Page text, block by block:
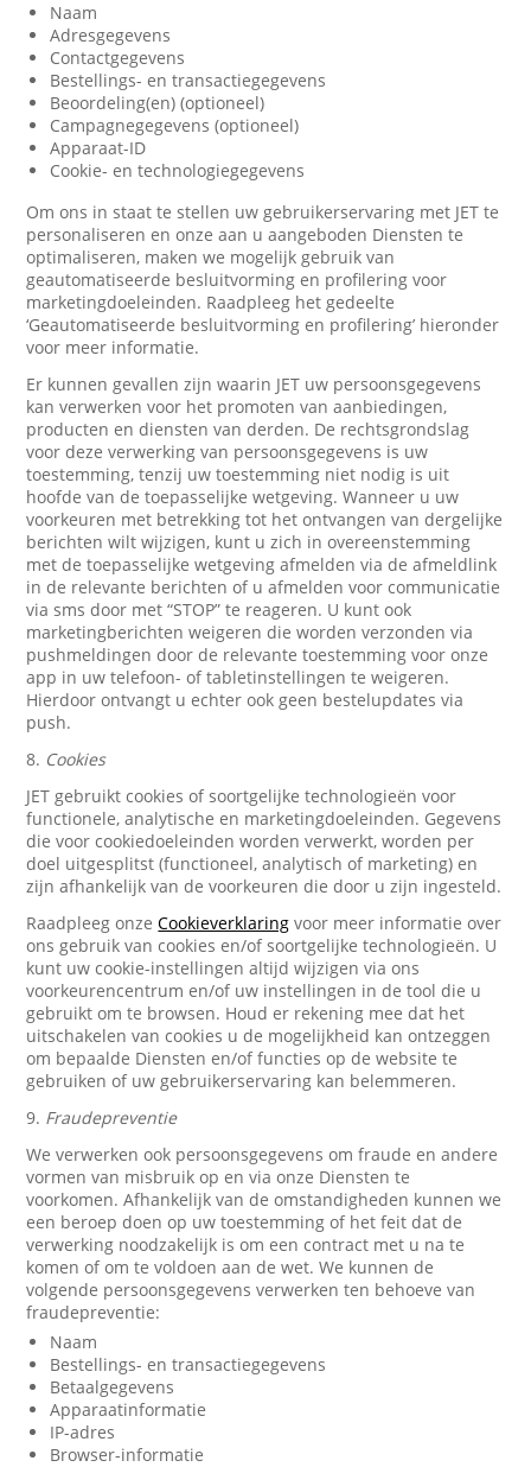
Naam
Adresgegevens
Contactgegevens
Bestellings- en transactiegegevens
Beoordeling(en) (optioneel)
Campagnegegevens (optioneel)
Apparaat-ID
Cookie- en technologiegegevens
Om ons in staat te stellen uw gebruikerservaring met JET te
personaliseren en onze aan u aangeboden Diensten te
optimaliseren, maken we mogelijk gebruik van
geautomatiseerde besluitvorming en profilering voor
marketingdoeleinden. Raadpleeg het gedeelte
‘Geautomatiseerde besluitvorming en profilering’ hieronder
voor meer informatie.
Er kunnen gevallen zijn waarin JET uw persoonsgegevens
kan verwerken voor het promoten van aanbiedingen,
producten en diensten van derden. De rechtsgrondslag
voor deze verwerking van persoonsgegevens is uw
toestemming, tenzij uw toestemming niet nodig is uit
hoofde van de toepasselijke wetgeving. Wanneer u uw
voorkeuren met betrekking tot het ontvangen van dergelijke
berichten wilt wijzigen, kunt u zich in overeenstemming
met de toepasselijke wetgeving afmelden via de afmeldlink
in de relevante berichten of u afmelden voor communicatie
via sms door met “STOP” te reageren. U kunt ook
marketingberichten weigeren die worden verzonden via
pushmeldingen door de relevante toestemming voor onze
app in uw telefoon- of tabletinstellingen te weigeren.
Hierdoor ontvangt u echter ook geen bestelupdates via
push.
8. Cookies
JET gebruikt cookies of soortgelijke technologieën voor
functionele, analytische en marketingdoeleinden. Gegevens
die voor cookiedoeleinden worden verwerkt, worden per
doel uitgesplitst (functioneel, analytisch of marketing) en
zijn afhankelijk van de voorkeuren die door u zijn ingesteld.
Raadpleeg onzeCookieverklaring voor meer informatie over
ons gebruik van cookies en/of soortgelijke technologieën. U
kunt uw cookie-instellingen altijd wijzigen via ons
voorkeurencentrum en/of uw instellingen in de tool die u
gebruikt om te browsen. Houd er rekening mee dat het
uitschakelen van cookies u de mogelijkheid kan ontzeggen
om bepaalde Diensten en/of functies op de website te
gebruiken of uw gebruikerservaring kan belemmeren.
9. Fraudepreventie
We verwerken ook persoonsgegevens om fraude en andere
vormen van misbruik op en via onze Diensten te
voorkomen. Afhankelijk van de omstandigheden kunnen we
een beroep doen op uw toestemming of het feit dat de
verwerking noodzakelijk is om een contract met u na te
komen of om te voldoen aan de wet. We kunnen de
volgende persoonsgegevens verwerken ten behoeve van
fraudepreventie:
Naam
Bestellings- en transactiegegevens
Betaalgegevens
Apparaatinformatie
IP-adres
Browser-informatie